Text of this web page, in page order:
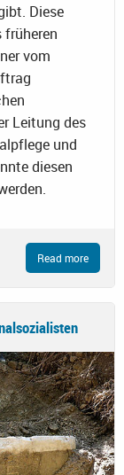
Diese
früheren
vom
Leitung des
und
diesen
Read more